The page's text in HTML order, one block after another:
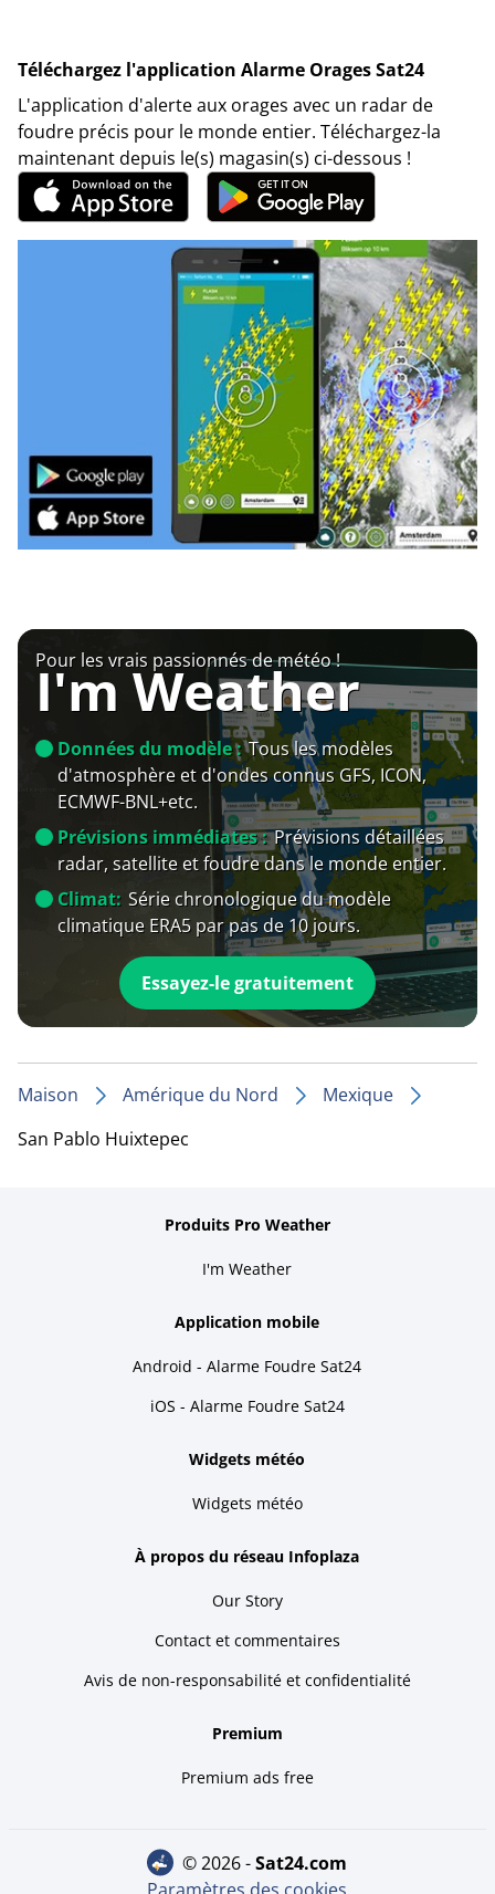
Téléchargez l'application Alarme Orages Sat24
L'application d'alerte aux orages avec un radar de
foudre précis pour le monde entier. Téléchargez-la
maintenant depuis le(s) magasin(s) ci-dessous !
Pour les vrais passionnés de météo !
I'm Weather
Données du modèle : Tous les modèles
d'atmosphère et d'ondes connus GFS, ICON,
ECMWF-BNL+etc.
Prévisions immédiates : Prévisions détaillées
radar, satellite et foudre dans le monde entier.
Climat: Série chronologique du modèle
climatique ERA5 par pas de 10 jours.
Essayez-le gratuitement
Maison Amérique du Nord
Mexique
San Pablo Huixtepec
Produits Pro Weather
I'm Weather
Application mobile
Android - Alarme Foudre Sat24
iOS - Alarme Foudre Sat24
Widgets météo
Widgets météo
À propos du réseau Infoplaza
Our Story
Contact et commentaires
Avis de non-responsabilité et confidentialité
Premium
Premium ads free
© 2026 - sat24.com